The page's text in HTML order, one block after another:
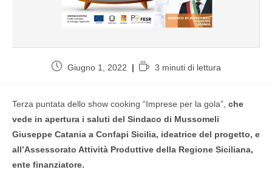
Giugno 1, 2022 3 minuti di lettura
Terza puntata dello show cooking “Imprese per la gola”, che
vede in apertura i saluti del Sindaco di Mussomeli
Giuseppe Catania a Confapi Sicilia, ideatrice del progetto, e
all’Assessorato Attività Produttive della Regione Siciliana,
ente finanziatore.